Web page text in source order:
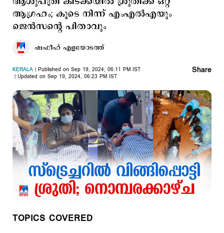
ആഗ്രഹം; കൂടെ നിന്ന് എംഎല്‍എയും
ജെന്‍സന്റെ പിതാവും
ഷഫീഹ് എളയോടത്ത്
KERALA
Published on Sep 19, 2024, 06:11 PM IST
Updated on Sep 19, 2024, 06:23 PM IST
Share
TOPICS COVERED